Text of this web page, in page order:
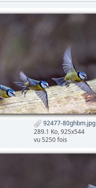
92477-80ghbm.jpg
289.1 Ko, 925x544
vu 5250 fois